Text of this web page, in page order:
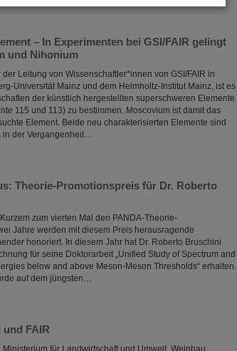
– In Experimenten bei GSI/FAIR gelingt
und Nihonium
Leitung von Wissenschaftler*innen von GSI/FAIR in
Universität Mainz und dem Helmholtz-Institut Mainz, ist es
der künstlich hergestellten superschweren Elemente
115 und 113) zu bestimmen. Moscovium ist damit das
Element. Beide neu charakterisierten Elemente sind
in der Vergangenheit…
Theorie-Promotionspreis für Dr. Roberto
zum vierten Mal den PANDA-Theorie-
Jahre werden mit diesem Preis herausragende
honoriert. In diesem Jahr hat Dr. Roberto Bruschini
für seine Doktorarbeit „Unified Study of Spectrum and
below and above Meson-Meson Thresholds“ erhalten.
auf dem jüngsten…
FAIR